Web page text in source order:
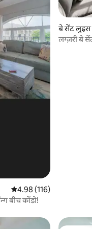
औसत रेटिंग 5 में से 4.98, 116
4.98 (116)
बीच कोंडो!
बे सेंट लुइस
लग्ज़री बे